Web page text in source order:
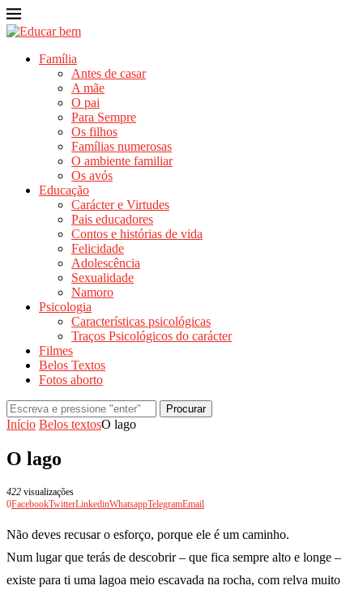
Família
Antes de casar
A mãe
O pai
Para Sempre
Os filhos
Famílias numerosas
O ambiente familiar
Os avós
Educação
Carácter e Virtudes
Pais educadores
Contos e histórias de vida
Felicidade
Adolescência
Sexualidade
Namoro
Psicologia
Características psicológicas
Traços Psicológicos do carácter
Filmes
Belos Textos
Fotos aborto
Procurar
Início Belos textosO lago
O lago
422 visualizações
0FacebookTwitterLinkedinWhatsappTelegramEmail
Não deves recusar o esforço, porque ele é um caminho.
Num lugar que terás de descobrir – que fica sempre alto e longe –
existe para ti uma lagoa meio escavada na rocha, com relva muito